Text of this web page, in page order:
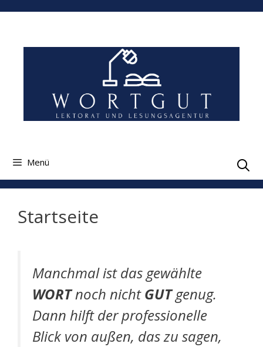
Zum
springen
Menü
Startseite
Manchmal ist das gewählte
WORTnoch nichtGUTgenug.
Dann hilft der professionelle
Blick von außen, das zu sagen,